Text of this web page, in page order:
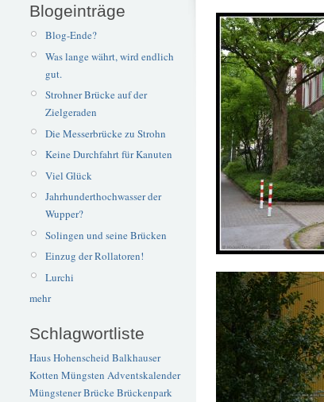
Blogeinträge
Blog-Ende?
Was lange währt, wird endlich
gut.
Strohner Brücke auf der
Zielgeraden
Die Messerbrücke zu Strohn
Keine Durchfahrt für Kanuten
Viel Glück
Jahrhunderthochwasser der
Wupper?
Solingen und seine Brücken
Einzug der Rollatoren!
Lurchi
mehr
Schlagwortliste
Haus Hohenscheid Balkhauser
Kotten Müngsten Adventskalender
Müngstener BrückeBrückenpark